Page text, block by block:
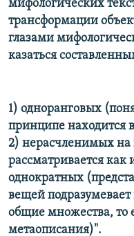
мифологических
трансформации
глазами
казаться
1) одноранговых
принципе находится
2) нерасчленимых
рассматривается как
однократных
вещей
общие множества, то
метаописания)".